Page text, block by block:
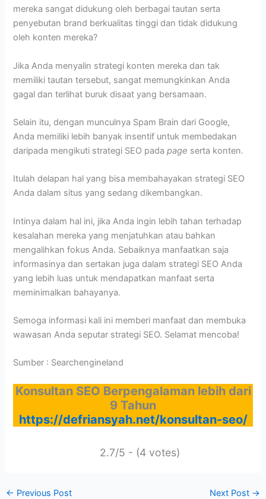
mereka sangat didukung oleh berbagai tautan serta
penyebutan brand berkualitas tinggi dan tidak didukung
oleh konten mereka?
Jika Anda menyalin strategi konten mereka dan tak
memiliki tautan tersebut, sangat memungkinkan Anda
gagal dan terlihat buruk disaat yang bersamaan.
Selain itu, dengan munculnya Spam Brain dari Google,
Anda memiliki lebih banyak insentif untuk membedakan
daripada mengikuti strategi SEO padapage serta konten.
Itulah delapan hal yang bisa membahayakan strategi SEO
Anda dalam situs yang sedang dikembangkan.
Intinya dalam hal ini, jika Anda ingin lebih tahan terhadap
kesalahan mereka yang menjatuhkan atau bahkan
mengalihkan fokus Anda. Sebaiknya manfaatkan saja
informasinya dan sertakan juga dalam strategi SEO Anda
yang lebih luas untuk mendapatkan manfaat serta
meminimalkan bahayanya.
Semoga informasi kali ini memberi manfaat dan membuka
wawasan Anda seputar strategi SEO. Selamat mencoba!
Sumber : Searchengineland
Konsultan SEO Berpengalaman lebih dari
9 Tahun
https://defriansyah.net/konsultan-seo/
2.7/5 - (4 votes)
← Previous Post Next Post →